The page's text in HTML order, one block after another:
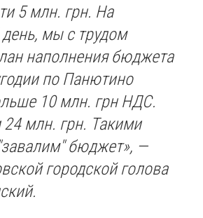
5 млн. грн. На
мы с трудом
наполнения бюджета
по Панютино
10 млн. грн НДС.
млн. грн. Такими
бюджет», —
городской голова